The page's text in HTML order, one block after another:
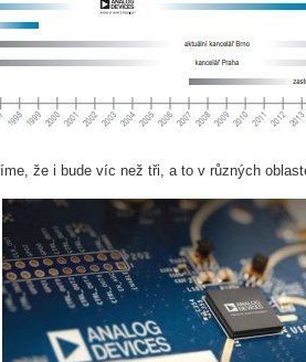
že i bude víc než tři, a to v různých